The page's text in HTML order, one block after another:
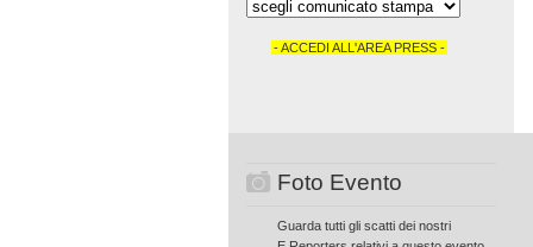
- ACCEDI ALL'AREA PRESS -
Foto Evento
Guarda tutti gli scatti dei nostri